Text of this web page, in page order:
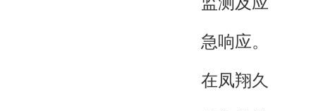
急响应。
在凤翔久